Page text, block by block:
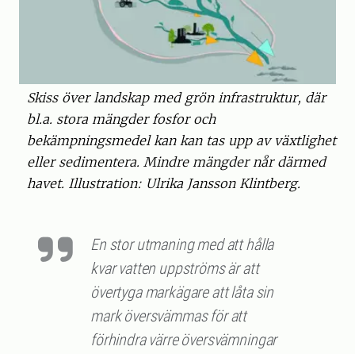
Skiss över landskap med grön infrastruktur, där
bl.a. stora mängder fosfor och
bekämpningsmedel kan kan tas upp av växtlighet
eller sedimentera. Mindre mängder når därmed
havet. Illustration: Ulrika Jansson Klintberg.
En stor utmaning med att hålla
kvar vatten uppströms är att
övertyga markägare att låta sin
mark översvämmas för att
förhindra värre översvämningar